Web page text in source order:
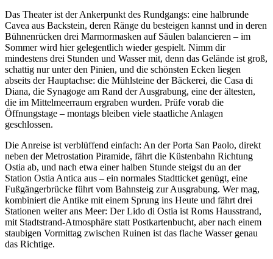
Das Theater ist der Ankerpunkt des Rundgangs: eine halbrunde
Cavea aus Backstein, deren Ränge du besteigen kannst und in deren
Bühnenrücken drei Marmormasken auf Säulen balancieren – im
Sommer wird hier gelegentlich wieder gespielt. Nimm dir
mindestens drei Stunden und Wasser mit, denn das Gelände ist groß,
schattig nur unter den Pinien, und die schönsten Ecken liegen
abseits der Hauptachse: die Mühlsteine der Bäckerei, die Casa di
Diana, die Synagoge am Rand der Ausgrabung, eine der ältesten,
die im Mittelmeerraum ergraben wurden. Prüfe vorab die
Öffnungstage – montags bleiben viele staatliche Anlagen
geschlossen.
Die Anreise ist verblüffend einfach: An der Porta San Paolo, direkt
neben der Metrostation Piramide, fährt die Küstenbahn Richtung
Ostia ab, und nach etwa einer halben Stunde steigst du an der
Station Ostia Antica aus – ein normales Stadtticket genügt, eine
Fußgängerbrücke führt vom Bahnsteig zur Ausgrabung. Wer mag,
kombiniert die Antike mit einem Sprung ins Heute und fährt drei
Stationen weiter ans Meer: Der Lido di Ostia ist Roms Hausstrand,
mit Stadtstrand-Atmosphäre statt Postkartenbucht, aber nach einem
staubigen Vormittag zwischen Ruinen ist das flache Wasser genau
das Richtige.